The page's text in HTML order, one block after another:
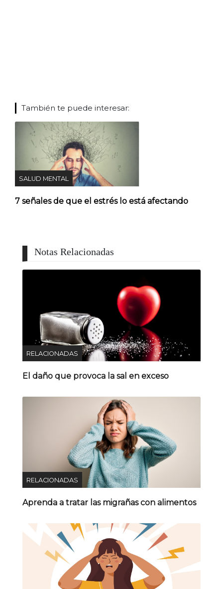
También te puede interesar:
SALUD MENTAL
7 señales de que el estrés lo está afectando
Notas Relacionadas
RELACIONADAS
El daño que provoca la sal en exceso
RELACIONADAS
Aprenda a tratar las migrañas con alimentos